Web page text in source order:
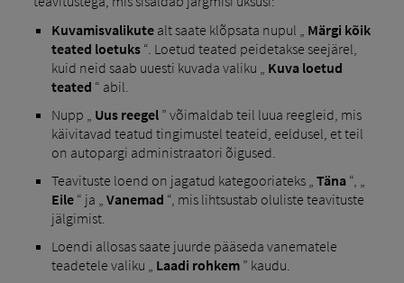
Kuvamisvalikutealt saate klõpsata nupul „ Märgi kõik
teated loetuks“. Loetud teated peidetakse seejärel,
kuid neid saab uuesti kuvada valiku „ Kuva loetud
teated “ abil.
Nupp „ Uus reegel” võimaldab teil luua reegleid, mis
käivitavad teatud tingimustel teateid, eeldusel, et teil
on autopargi administraatori õigused.
Teavituste loend on jagatud kategooriateks „ Täna“, „
Eile“ ja „ Vanemad “, mis lihtsustab oluliste teavituste
jälgimist.
Loendi allosas saate juurde pääseda vanematele
teadetele valiku „ Laadi rohkem” kaudu.